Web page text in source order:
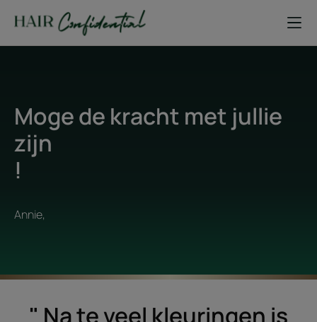
Moge de kracht met jullie
zijn
!
Annie,
" Na te veel kleuringen is